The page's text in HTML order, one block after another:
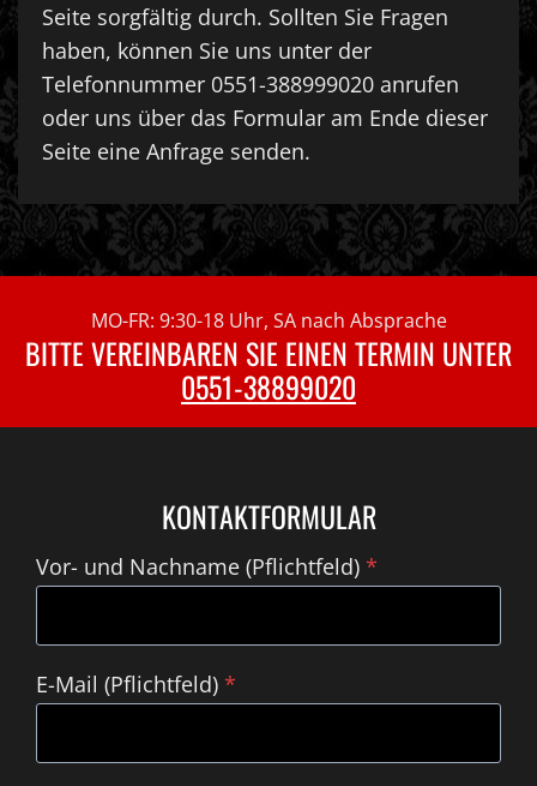
Seite sorgfältig durch. Sollten Sie Fragen
haben, können Sie uns unter der
Telefonnummer 0551-388999020 anrufen
oder uns über das Formular am Ende dieser
Seite eine Anfrage senden.
MO-FR: 9:30-18 Uhr, SA nach Absprache
BITTE VEREINBAREN SIE EINEN TERMIN UNTER
0551-38899020
KONTAKTFORMULAR
Vor- und Nachname (Pflichtfeld) *
E-Mail (Pflichtfeld) *